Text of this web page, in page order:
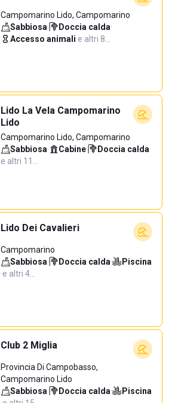
Campomarino Lido, Campomarino
Sabbiosa· Doccia calda·
Accesso animali·e altri 8…
Lido La Vela Campomarino
Lido
Campomarino Lido, Campomarino
Sabbiosa· Cabine· Doccia calda·
e altri 11…
Lido Dei Cavalieri
Campomarino
Sabbiosa· Doccia calda·
Piscina
·e altri 4…
Club 2 Miglia
Provincia Di Campobasso,
Campomarino Lido
Sabbiosa· Doccia calda·
Piscina